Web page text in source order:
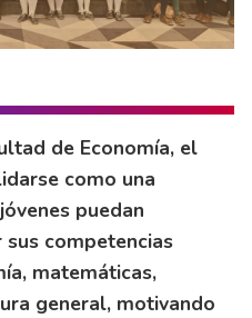
de Economía, el
como una
puedan
competencias
matemáticas,
general, motivando